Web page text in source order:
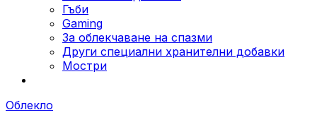
Гъби
Gaming
За облекчаване на спазми
Други специални хранителни добавки
Мостри
Облекло